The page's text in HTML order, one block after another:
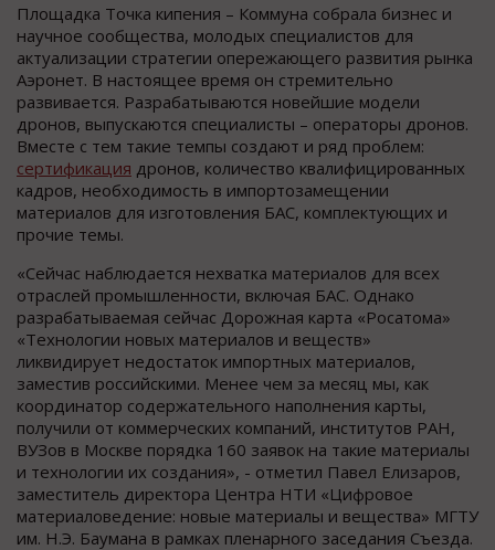
Площадка Точка кипения – Коммуна собрала бизнес и
научное сообщества, молодых специалистов для
актуализации стратегии опережающего развития рынка
Аэронет. В настоящее время он стремительно
развивается. Разрабатываются новейшие модели
дронов, выпускаются специалисты – операторы дронов.
Вместе с тем такие темпы создают и ряд проблем:
сертификация дронов, количество квалифицированных
кадров, необходимость в импортозамещении
материалов для изготовления БАС, комплектующих и
прочие темы.
«Сейчас наблюдается нехватка материалов для всех
отраслей промышленности, включая БАС. Однако
разрабатываемая сейчас Дорожная карта «Росатома»
«Технологии новых материалов и веществ»
ликвидирует недостаток импортных материалов,
заместив российскими. Менее чем за месяц мы, как
координатор содержательного наполнения карты,
получили от коммерческих компаний, институтов РАН,
ВУЗов в Москве порядка 160 заявок на такие материалы
и технологии их создания», - отметил Павел Елизаров,
заместитель директора Центра НТИ «Цифровое
материаловедение: новые материалы и вещества» МГТУ
им. Н.Э. Баумана в рамках пленарного заседания Съезда.